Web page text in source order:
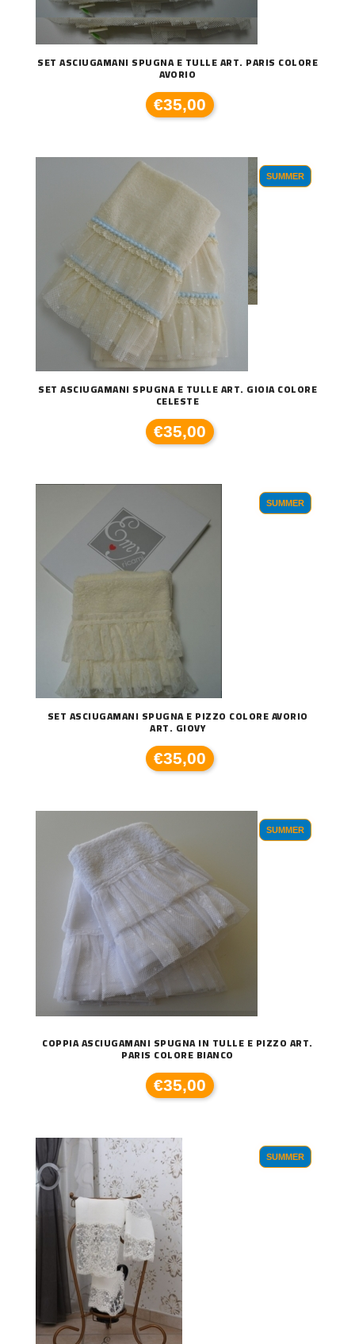
SET ASCIUGAMANI SPUGNA E TULLE ART. PARIS COLORE
AVORIO
€35,00
SUMMER
SET ASCIUGAMANI SPUGNA E TULLE ART. GIOIA COLORE
CELESTE
€35,00
SUMMER
SET ASCIUGAMANI SPUGNA E PIZZO COLORE AVORIO
ART. GIOVY
€35,00
SUMMER
COPPIA ASCIUGAMANI SPUGNA IN TULLE E PIZZO ART.
PARIS COLORE BIANCO
€35,00
SUMMER